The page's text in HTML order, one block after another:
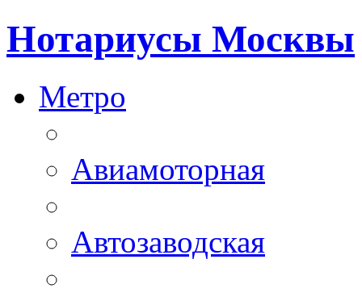
Нотариусы Москвы
Метро
Авиамоторная
Автозаводская